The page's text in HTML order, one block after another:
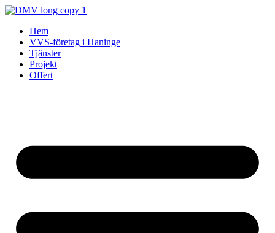
Skip
contentHem
VVS-företag i Haninge
Tjänster
Projekt
Offert